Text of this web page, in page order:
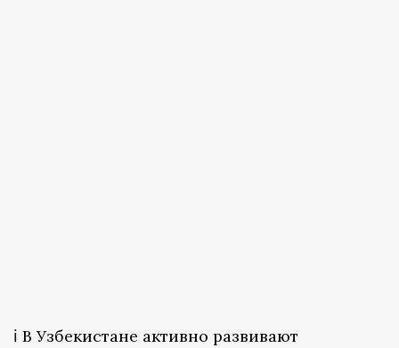
ℹ️ В Узбекистане активно развивают